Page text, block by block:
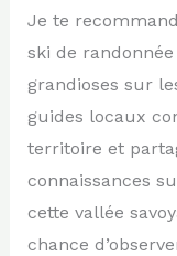
Je te
ski de
grandioses sur
guides locaux
territoire et
connaissances
cette vallée
chance